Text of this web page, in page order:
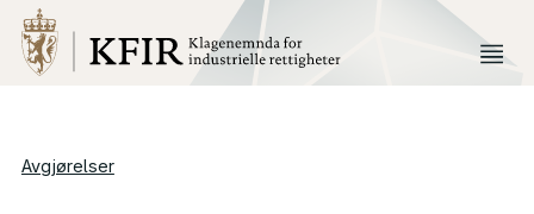
Avgjørelser